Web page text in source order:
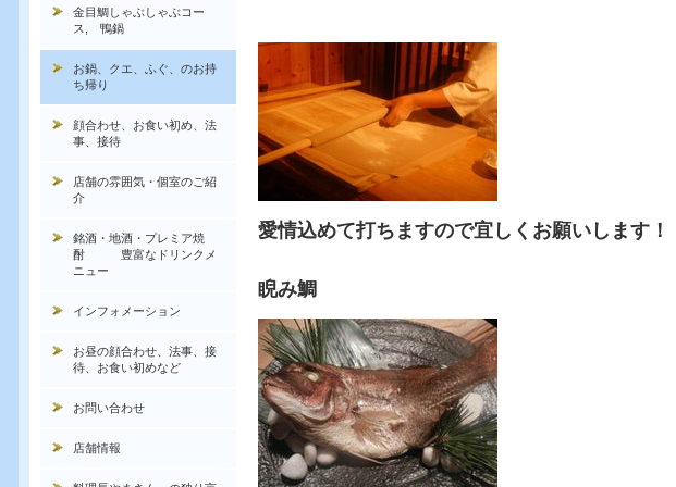
愛情込めて打ちますので宜しくお願いします！
睨み鯛
金目鯛しゃぶしゃぶコー
ス, 鴨鍋
お鍋、クエ、ふぐ、のお持
ち帰り
顔合わせ、お食い初め、法
事、接待
店舗の雰囲気・個室のご紹
介
銘酒・地酒・プレミア焼
酎 豊富なドリンクメ
ニュー
インフォメーション
お昼の顔合わせ、法事、接
待、お食い初めなど
お問い合わせ
店舗情報